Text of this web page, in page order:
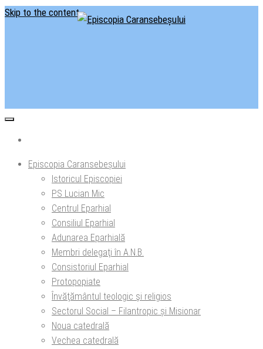
Skip to the content
Episcopia Caransebeșului
Istoricul Episcopiei
PS Lucian Mic
Centrul Eparhial
Consiliul Eparhial
Adunarea Eparhială
Membri delegaţi în A.N.B.
Consistoriul Eparhial
Protopopiate
Învăţământul teologic şi religios
Sectorul Social – Filantropic și Misionar
Noua catedrală
Vechea catedrală